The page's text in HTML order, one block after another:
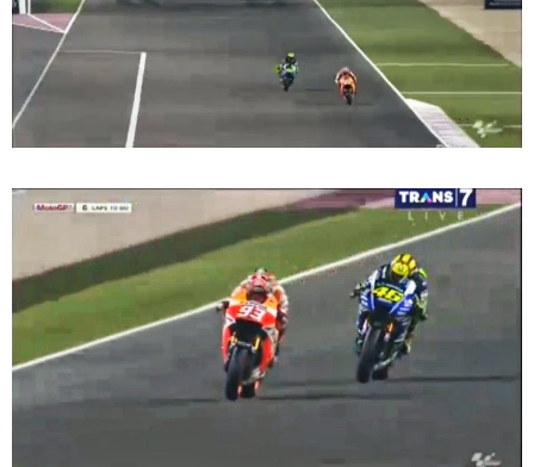
MotoGP : Francesco Bagnaia Juara Dunia MotoGP musim
2023 !
Honda Rilis CBR1000RR-R 2023 Anniversary Edition !
perdana di tim LCR Honda !
Ngabuburide Yamaha Wr 155 R, Para Bikers Menikmati
Indahnya Sore di Kota Medan
Impresi pertama Kawasaki Ninja ZX-4RR 2023 yang cuma
ada 2 dikota Medan !